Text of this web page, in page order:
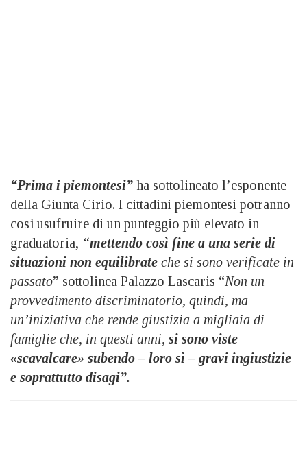
“Prima i piemontesi” ha sottolineato l’esponente
della Giunta Cirio. I cittadini piemontesi potranno
così usufruire di un punteggio più elevato in
graduatoria, “mettendo così fine a una serie di
situazioni non equilibrate che si sono verificate in
passato” sottolinea Palazzo Lascaris “Non un
provvedimento discriminatorio, quindi, ma
un’iniziativa che rende giustizia a migliaia di
famiglie che, in questi anni, si sono viste
«scavalcare» subendo – loro sì – gravi ingiustizie
e soprattutto disagi”.